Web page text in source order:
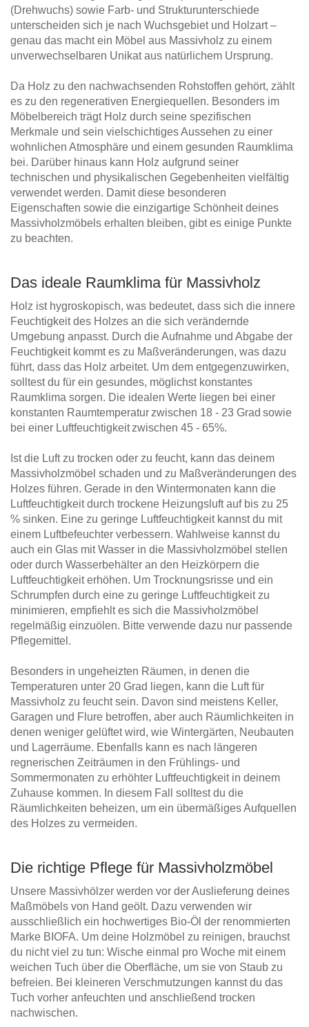
(Drehwuchs) sowie Farb- und Strukturunterschiede
unterscheiden sich je nach Wuchsgebiet und Holzart –
genau das macht ein Möbel aus Massivholz zu einem
unverwechselbaren Unikat aus natürlichem Ursprung.
Da Holz zu den nachwachsenden Rohstoffen gehört, zählt
es zu den regenerativen Energiequellen. Besonders im
Möbelbereich trägt Holz durch seine spezifischen
Merkmale und sein vielschichtiges Aussehen zu einer
wohnlichen Atmosphäre und einem gesunden Raumklima
bei. Darüber hinaus kann Holz aufgrund seiner
technischen und physikalischen Gegebenheiten vielfältig
verwendet werden. Damit diese besonderen
Eigenschaften sowie die einzigartige Schönheit deines
Massivholzmöbels erhalten bleiben, gibt es einige Punkte
zu beachten.
Das ideale Raumklima für Massivholz
Holz ist hygroskopisch, was bedeutet, dass sich die innere
Feuchtigkeit des Holzes an die sich verändernde
Umgebung anpasst. Durch die Aufnahme und Abgabe der
Feuchtigkeit kommt es zu Maßveränderungen, was dazu
führt, dass das Holz arbeitet. Um dem entgegenzuwirken,
solltest du für ein gesundes, möglichst konstantes
Raumklima sorgen. Die idealen Werte liegen bei einer
konstanten Raumtemperatur zwischen 18 - 23 Grad sowie
bei einer Luftfeuchtigkeit zwischen 45 - 65%.
Ist die Luft zu trocken oder zu feucht, kann das deinem
Massivholzmöbel schaden und zu Maßveränderungen des
Holzes führen. Gerade in den Wintermonaten kann die
Luftfeuchtigkeit durch trockene Heizungsluft auf bis zu 25
% sinken. Eine zu geringe Luftfeuchtigkeit kannst du mit
einem Luftbefeuchter verbessern. Wahlweise kannst du
auch ein Glas mit Wasser in die Massivholzmöbel stellen
oder durch Wasserbehälter an den Heizkörpern die
Luftfeuchtigkeit erhöhen. Um Trocknungsrisse und ein
Schrumpfen durch eine zu geringe Luftfeuchtigkeit zu
minimieren, empfiehlt es sich die Massivholzmöbel
regelmäßig einzuölen. Bitte verwende dazu nur passende
Pflegemittel.
Besonders in ungeheizten Räumen, in denen die
Temperaturen unter 20 Grad liegen, kann die Luft für
Massivholz zu feucht sein. Davon sind meistens Keller,
Garagen und Flure betroffen, aber auch Räumlichkeiten in
denen weniger gelüftet wird, wie Wintergärten, Neubauten
und Lagerräume. Ebenfalls kann es nach längeren
regnerischen Zeiträumen in den Frühlings- und
Sommermonaten zu erhöhter Luftfeuchtigkeit in deinem
Zuhause kommen. In diesem Fall solltest du die
Räumlichkeiten beheizen, um ein übermäßiges Aufquellen
des Holzes zu vermeiden.
Die richtige Pflege für Massivholzmöbel
Unsere Massivhölzer werden vor der Auslieferung deines
Maßmöbels von Hand geölt. Dazu verwenden wir
ausschließlich ein hochwertiges Bio-Öl der renommierten
Marke BIOFA. Um deine Holzmöbel zu reinigen, brauchst
du nicht viel zu tun: Wische einmal pro Woche mit einem
weichen Tuch über die Oberfläche, um sie von Staub zu
befreien. Bei kleineren Verschmutzungen kannst du das
Tuch vorher anfeuchten und anschließend trocken
nachwischen.